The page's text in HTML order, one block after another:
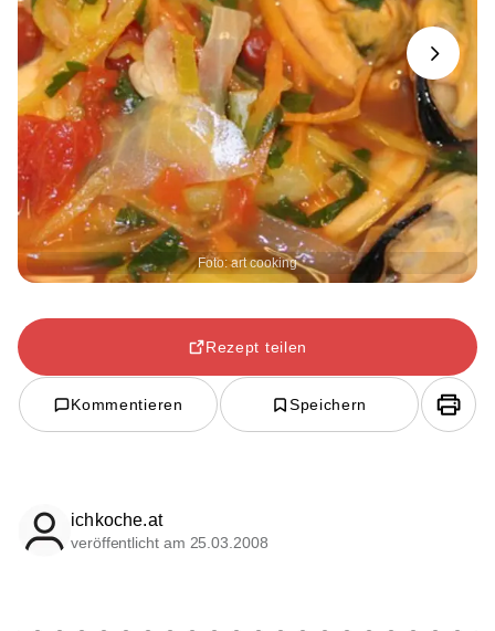
Foto: art cooking
Next
Rezept teilen
Kommentieren Speichern
ichkoche.at
veröffentlicht am 25.03.2008